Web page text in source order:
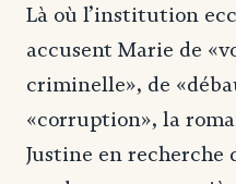
Là où l’institution
accusent Marie de
criminelle», de
«corruption», la
Justine en recherche